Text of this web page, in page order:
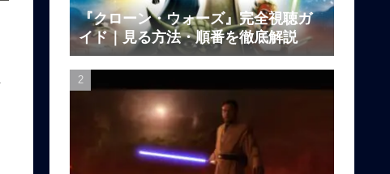
『クローン・ウォーズ』完全視聴ガ
イド｜見る方法・順番を徹底解説